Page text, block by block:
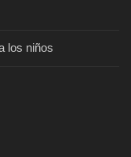
los niños